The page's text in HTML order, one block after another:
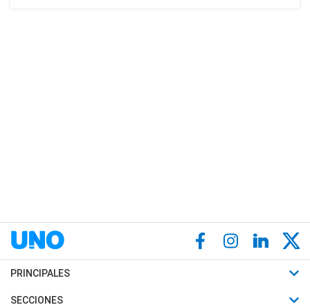
PRINCIPALES
Últimas Noticias
SECCIONES